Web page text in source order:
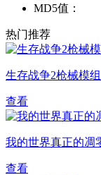
MD5值：
热门推荐
生存战争2枪械模
查看
我的世界真正的凋
查看